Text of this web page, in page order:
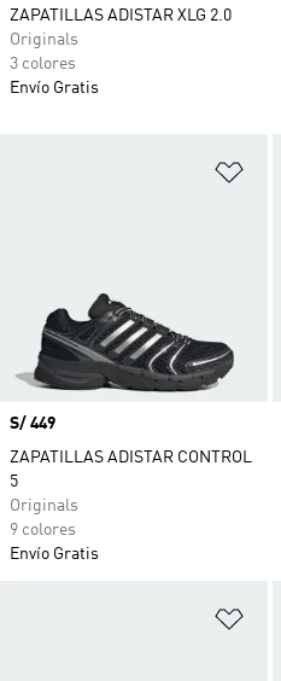
Precio
S/ 449
ZAPATILLAS ADISTAR CONTROL
5
Originals
9 colores
Envío Gratis
ZAPATILLAS ADISTAR XLG 2.0
Originals
3 colores
Envío Gratis